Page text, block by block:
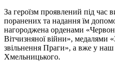
За героїзм проявлений під час
поранених та надання їм
нагороджена орденами
Вітчизняної війни», медалями
звільнення Праги», а вже у
Хмельницького.